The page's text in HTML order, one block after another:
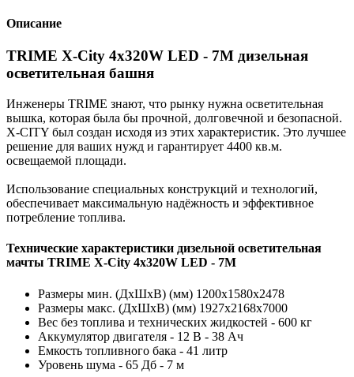
Описание
TRIME X-City 4x320W LED - 7M дизельная
осветительная башня
Инженеры TRIME знают, что рынку нужна осветительная
вышка, которая была бы прочной, долговечной и безопасной.
X-CITY был создан исходя из этих характеристик. Это лучшее
решение для ваших нужд и гарантирует 4400 кв.м.
освещаемой площади.
Использование специальных конструкций и технологий,
обеспечивает максимальную надёжность и эффективное
потребление топлива.
Технические характеристики дизельной осветительная
мачты TRIME X-City 4x320W LED - 7M
Размеры мин. (ДхШхВ) (мм) 1200x1580x2478
Размеры макс. (ДхШхВ) (мм) 1927x2168x7000
Вес без топлива и технических жидкостей - 600 кг
Аккумулятор двигателя - 12 В - 38 Ач
Емкость топливного бака - 41 литр
Уровень шума - 65 Дб - 7 м